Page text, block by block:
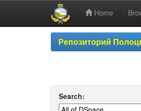
Home
Репозиторий
Search: